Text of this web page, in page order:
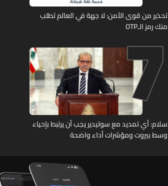
تحذير من قوى الأمن: لا جهة في العالم تطلب
منك رمز الـOTP
7
سلام: أي تمديد مع سوليدير يجب أن يرتبط بإحياء
وسط بيروت ومؤشرات أداء واضحة